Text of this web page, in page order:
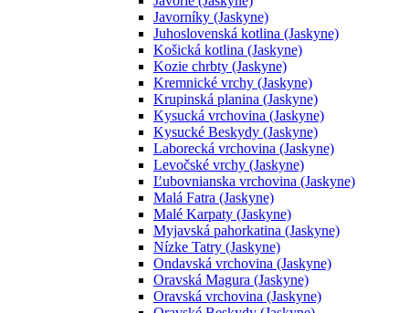
Javorníky (Jaskyne)
Juhoslovenská kotlina (Jaskyne)
Košická kotlina (Jaskyne)
Kozie chrbty (Jaskyne)
Kremnické vrchy (Jaskyne)
Krupinská planina (Jaskyne)
Kysucká vrchovina (Jaskyne)
Kysucké Beskydy (Jaskyne)
Laborecká vrchovina (Jaskyne)
Levočské vrchy (Jaskyne)
Ľubovnianska vrchovina (Jaskyne)
Malá Fatra (Jaskyne)
Malé Karpaty (Jaskyne)
Myjavská pahorkatina (Jaskyne)
Nízke Tatry (Jaskyne)
Ondavská vrchovina (Jaskyne)
Oravská Magura (Jaskyne)
Oravská vrchovina (Jaskyne)